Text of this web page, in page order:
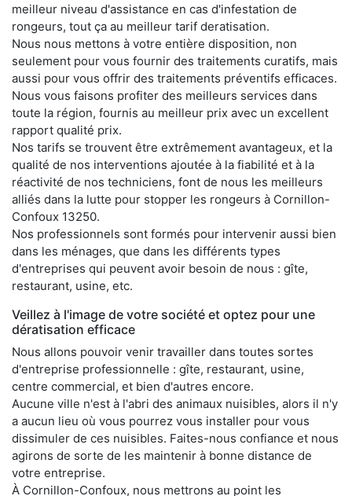
meilleur niveau d'assistance en cas d'infestation de
rongeurs, tout ça au meilleur tarif deratisation.
Nous nous mettons à votre entière disposition, non
seulement pour vous fournir des traitements curatifs, mais
aussi pour vous offrir des traitements préventifs efficaces.
Nous vous faisons profiter des meilleurs services dans
toute la région, fournis au meilleur prix avec un excellent
rapport qualité prix.
Nos tarifs se trouvent être extrêmement avantageux, et la
qualité de nos interventions ajoutée à la fiabilité et à la
réactivité de nos techniciens, font de nous les meilleurs
alliés dans la lutte pour stopper les rongeurs à Cornillon-
Confoux 13250.
Nos professionnels sont formés pour intervenir aussi bien
dans les ménages, que dans les différents types
d'entreprises qui peuvent avoir besoin de nous : gîte,
restaurant, usine, etc.
Veillez à l'image de votre société et optez pour une
dératisation efficace
Nous allons pouvoir venir travailler dans toutes sortes
d'entreprise professionnelle : gîte, restaurant, usine,
centre commercial, et bien d'autres encore.
Aucune ville n'est à l'abri des animaux nuisibles, alors il n'y
a aucun lieu où vous pourrez vous installer pour vous
dissimuler de ces nuisibles. Faites-nous confiance et nous
agirons de sorte de les maintenir à bonne distance de
votre entreprise.
À Cornillon-Confoux, nous mettrons au point les